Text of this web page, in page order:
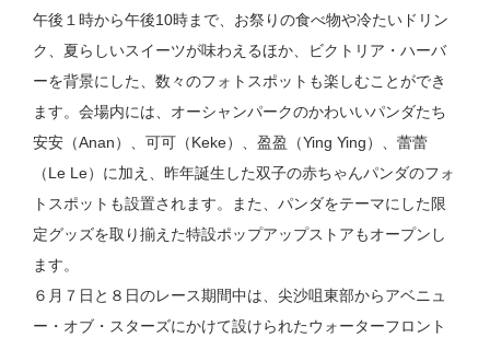
午後１時から午後10時まで、お祭りの食べ物や冷たいドリン
ク、夏らしいスイーツが味わえるほか、ビクトリア・ハーバ
ーを背景にした、数々のフォトスポットも楽しむことができ
ます。会場内には、オーシャンパークのかわいいパンダたち
安安（Anan）、可可（Keke）、盈盈（Ying Ying）、蕾蕾
（Le Le）に加え、昨年誕生した双子の赤ちゃんパンダのフォ
トスポットも設置されます。また、パンダをテーマにした限
定グッズを取り揃えた特設ポップアップストアもオープンし
ます。
６月７日と８日のレース期間中は、尖沙咀東部からアベニュ
ー・オブ・スターズにかけて設けられたウォーターフロント